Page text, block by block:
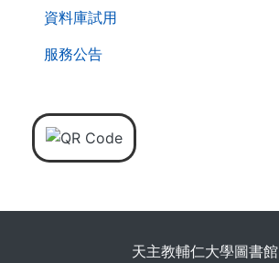
資料庫試用
服務公告
天主教輔仁大學圖書館